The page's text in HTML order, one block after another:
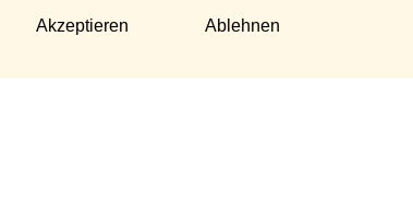
Akzeptieren Ablehnen